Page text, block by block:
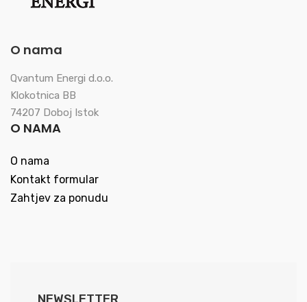
O nama
Qvantum Energi d.o.o.
Klokotnica BB
74207 Doboj Istok
O NAMA
O nama
Kontakt formular
Zahtjev za ponudu